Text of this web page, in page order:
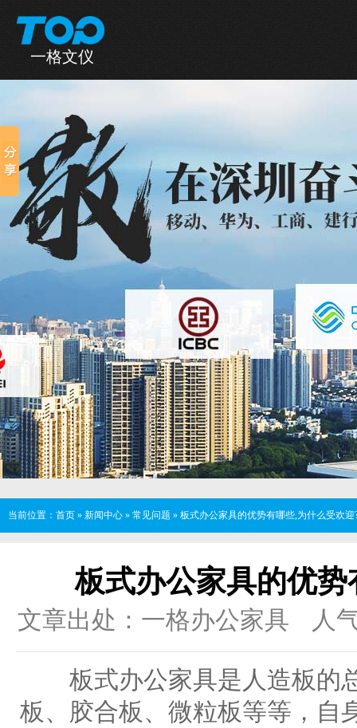
一格文仪
当前位置： 首页 » 新闻中心 » 常见问题 » 板式办公家具的优势有哪些,为什么受欢迎
板式办公家具的优
文章出处：一格办公家具 人
板式办公家具是人造板的
板、胶合板、微粒板等等，自